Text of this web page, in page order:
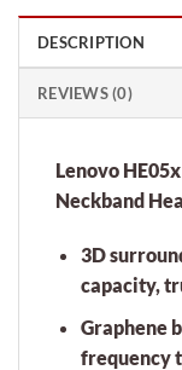
DESCRIPTION
REVIEWS (0)
Lenovo
Neckband
3D
capacity,
Graphene
frequency